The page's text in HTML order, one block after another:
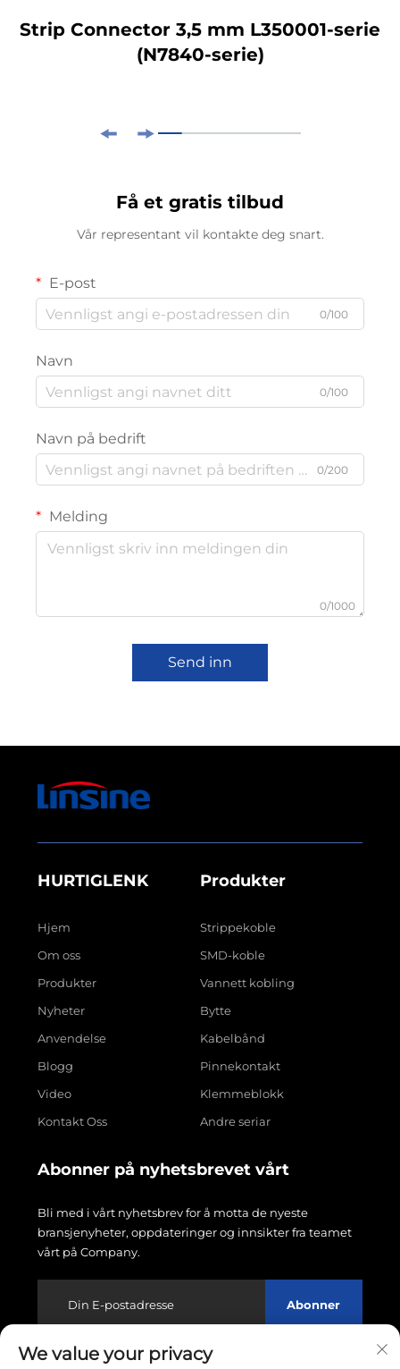
Strip Connector 3,5 mm L350001-serie
(N7840-serie)
Få et gratis tilbud
Vår representant vil kontakte deg snart.
E-post
0/100
Navn
0/100
Navn på bedrift
0/200
Melding
0/1000
Send inn
HURTIGLENK
Hjem
Om oss
Produkter
Nyheter
Anvendelse
Blogg
Video
Kontakt Oss
Produkter
Strippekoble
SMD-koble
Vannett kobling
Bytte
Kabelbånd
Pinnekontakt
Klemmeblokk
Andre seriar
Abonner på nyhetsbrevet vårt
Bli med i vårt nyhetsbrev for å motta de nyeste
bransjenyheter, oppdateringer og innsikter fra teamet
vårt på Company.
Abonner
We value your privacy